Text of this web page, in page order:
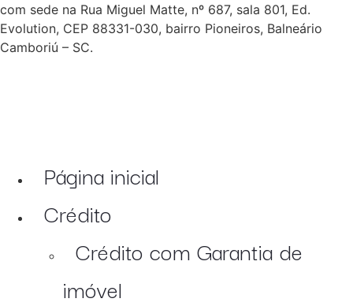
com sede na Rua Miguel Matte, nº 687, sala 801, Ed.
Evolution, CEP 88331-030, bairro Pioneiros, Balneário
Camboriú – SC.
Página inicial
Crédito
Crédito com Garantia de
imóvel